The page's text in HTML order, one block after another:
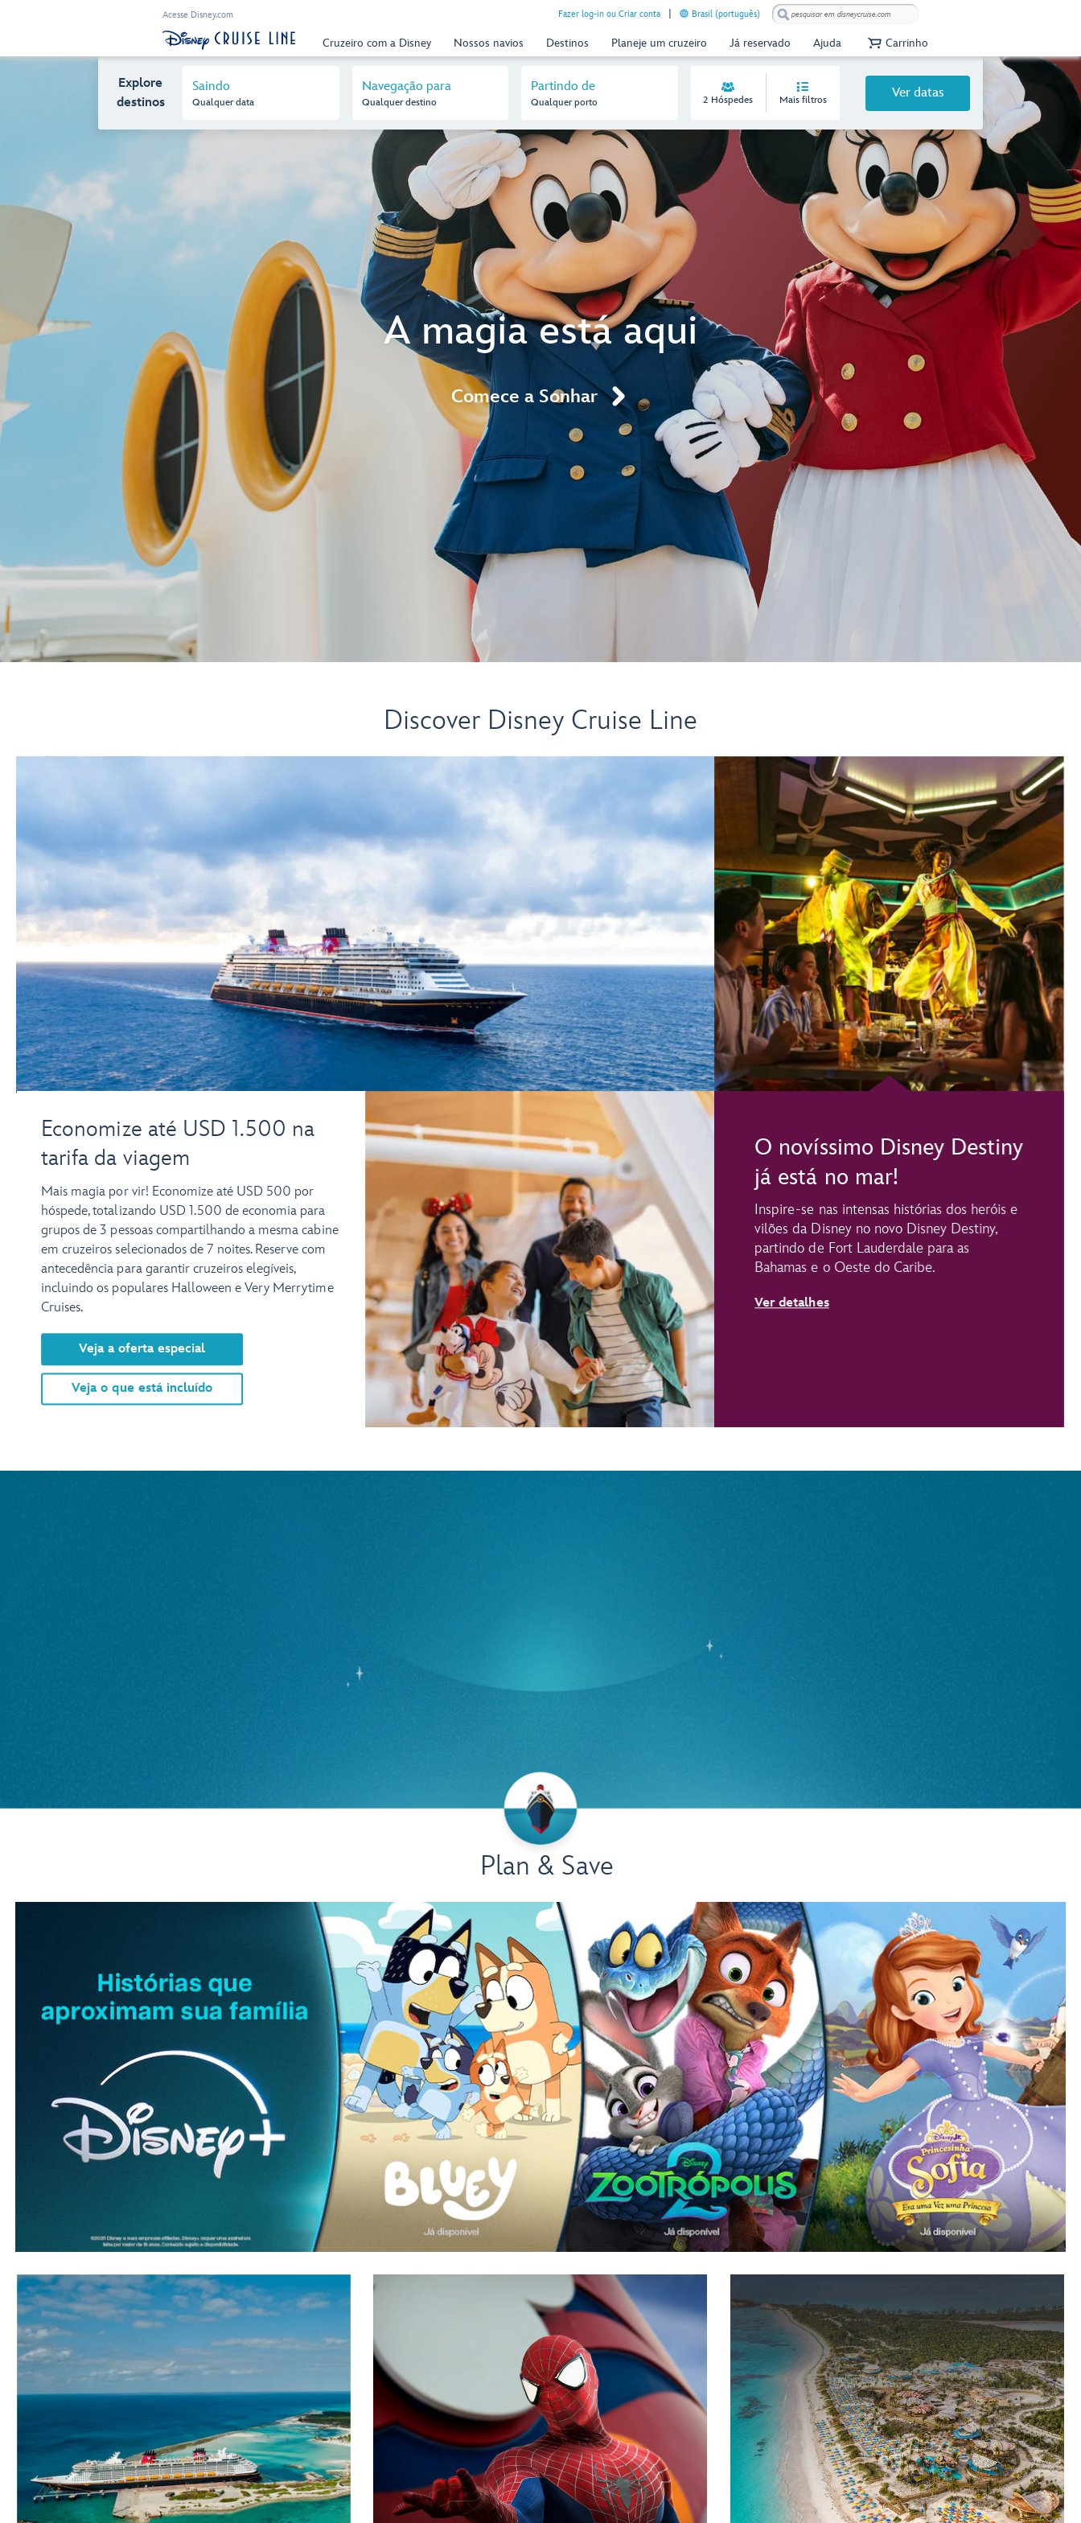
Acesse Disney.com Fazer log-in ou Criar conta Brasil (português)
Cruzeiro com a Disney Nossos navios Destinos Planeje um cruzeiro Já reservado Ajuda Carrinho
Explore
destinos
Saindo
Qualquer data
Navegação para
Qualquer destino
Partindo de
Qualquer porto 2 Hóspedes Mais filtros Ver datas
A magia está aqui
Comece a Sonhar
Discover Disney Cruise Line
Economize até USD 1.500 na
tarifa da viagem
Mais magia por vir! Economize até USD 500 por
hóspede, totalizando USD 1.500 de economia para
grupos de 3 pessoas compartilhando a mesma cabine
em cruzeiros selecionados de 7 noites. Reserve com
antecedência para garantir cruzeiros elegíveis,
incluindo os populares Halloween e Very Merrytime
Cruises.
Veja a oferta especial
Veja o que está incluído
O novíssimo Disney Destiny
já está no mar!
Inspire-se nas intensas histórias dos heróis e
vilões da Disney no novo Disney Destiny,
partindo de Fort Lauderdale para as
Bahamas e o Oeste do Caribe.
Ver detalhes
Por que fazer um cruzeiro com a Disney?
Diversão e relaxamento para todos da família em um Cruzeiro Disney.

Famílias

Adultos

Crianças

Jovens
Plan & Save